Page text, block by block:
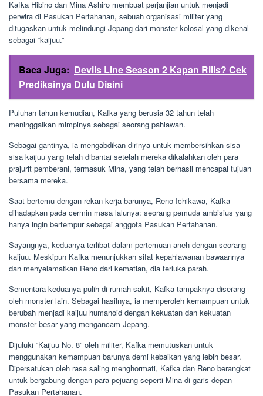
Kafka Hibino dan Mina Ashiro membuat perjanjian untuk menjadi
perwira di Pasukan Pertahanan, sebuah organisasi militer yang
ditugaskan untuk melindungi Jepang dari monster kolosal yang dikenal
sebagai “kaijuu.”
Baca Juga: Devils Line Season 2 Kapan Rilis? Cek
Prediksinya Dulu Disini
Puluhan tahun kemudian, Kafka yang berusia 32 tahun telah
meninggalkan mimpinya sebagai seorang pahlawan.
Sebagai gantinya, ia mengabdikan dirinya untuk membersihkan sisa-
sisa kaijuu yang telah dibantai setelah mereka dikalahkan oleh para
prajurit pemberani, termasuk Mina, yang telah berhasil mencapai tujuan
bersama mereka.
Saat bertemu dengan rekan kerja barunya, Reno Ichikawa, Kafka
dihadapkan pada cermin masa lalunya: seorang pemuda ambisius yang
hanya ingin bertempur sebagai anggota Pasukan Pertahanan.
Sayangnya, keduanya terlibat dalam pertemuan aneh dengan seorang
kaijuu. Meskipun Kafka menunjukkan sifat kepahlawanan bawaannya
dan menyelamatkan Reno dari kematian, dia terluka parah.
Sementara keduanya pulih di rumah sakit, Kafka tampaknya diserang
oleh monster lain. Sebagai hasilnya, ia memperoleh kemampuan untuk
berubah menjadi kaijuu humanoid dengan kekuatan dan kekuatan
monster besar yang mengancam Jepang.
Dijuluki “Kaijuu No. 8” oleh militer, Kafka memutuskan untuk
menggunakan kemampuan barunya demi kebaikan yang lebih besar.
Dipersatukan oleh rasa saling menghormati, Kafka dan Reno berangkat
untuk bergabung dengan para pejuang seperti Mina di garis depan
Pasukan Pertahanan.